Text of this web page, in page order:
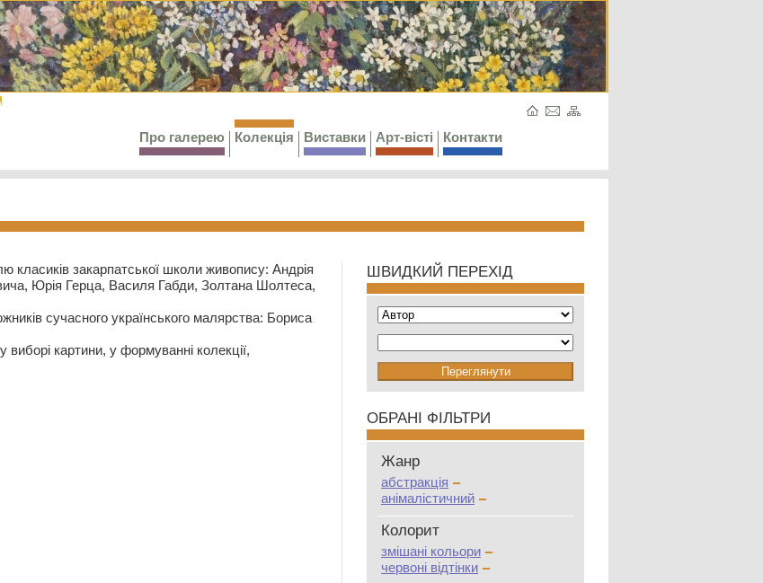
Про галерею Колекція Виставки Арт-вісті Контакти
класиків закарпатської школи живопису: Андрія
Юрія Герца, Василя Габди, Золтана Шолтеса,
сучасного українського малярства: Бориса
картини, у формуванні колекції,
ШВИДКИЙ ПЕРЕХІД
ОБРАНІ ФІЛЬТРИ
Жанр
абстракція
анімалістичний
Колорит
змішані кольори
червоні відтінки